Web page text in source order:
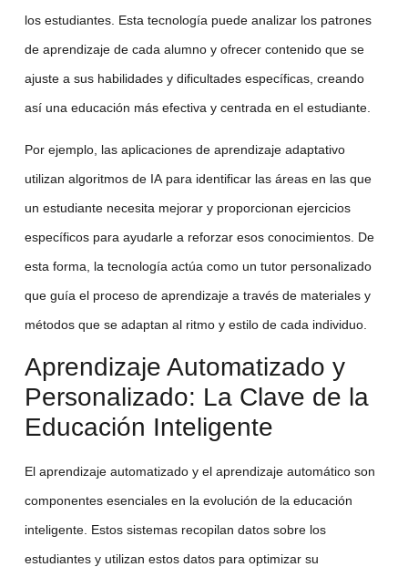
los estudiantes. Esta tecnología puede analizar los patrones
de aprendizaje de cada alumno y ofrecer contenido que se
ajuste a sus habilidades y dificultades específicas, creando
así una educación más efectiva y centrada en el estudiante.
Por ejemplo, las aplicaciones de aprendizaje adaptativo
utilizan algoritmos de IApara identificar las áreas en las que
un estudiante necesita mejorar y proporcionan ejercicios
específicos para ayudarle a reforzar esos conocimientos. De
esta forma, la tecnología actúa como un tutor personalizado
que guía el proceso de aprendizaje a través de materiales y
métodos que se adaptan al ritmo y estilo de cada individuo.
Aprendizaje Automatizado y
Personalizado: La Clave de la
Educación Inteligente
El aprendizaje automatizadoy el aprendizaje automáticoson
componentes esenciales en la evolución de la educación
inteligente. Estos sistemas recopilan datos sobre los
estudiantes y utilizan estos datos para optimizar su